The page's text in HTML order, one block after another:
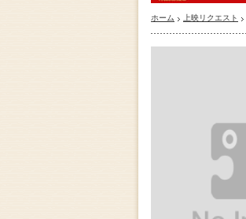
ホーム 上映リクエスト